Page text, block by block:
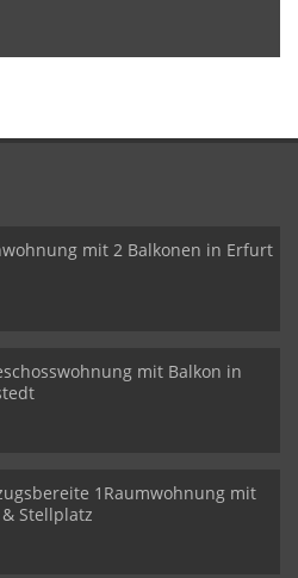
mit 2 Balkonen in Erfurt
mit Balkon in
1Raumwohnung mit
Stellplatz